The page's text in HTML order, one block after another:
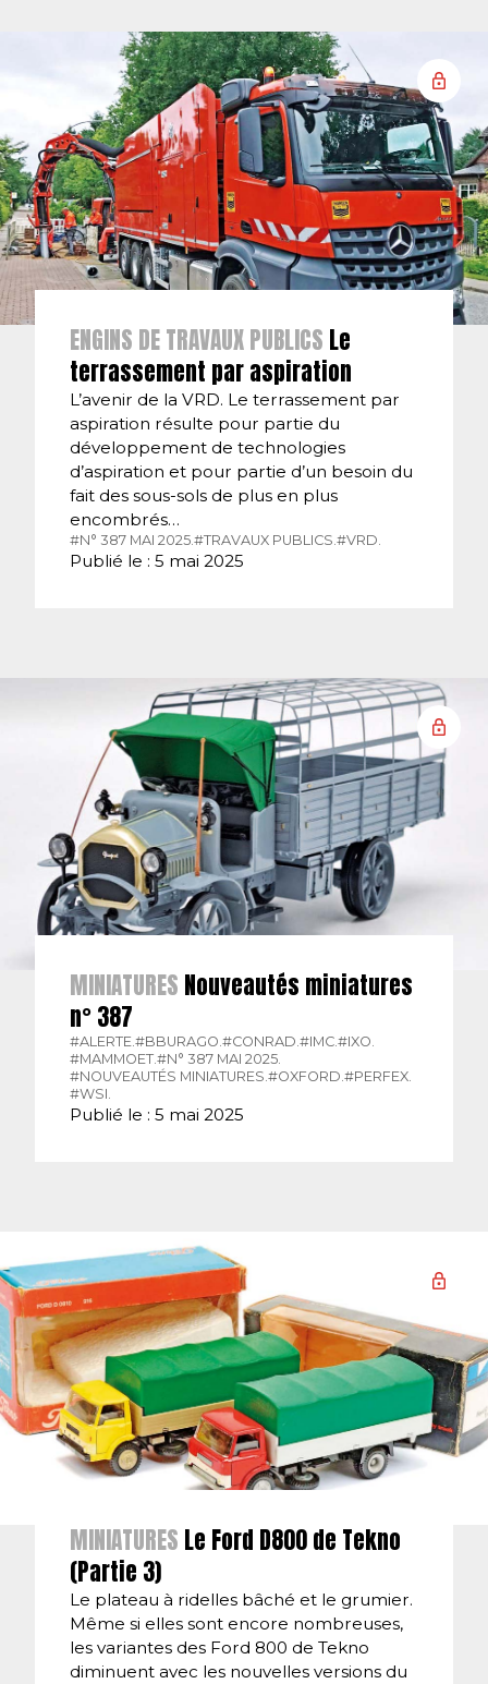
ENGINS DE TRAVAUX PUBLICS Le
terrassement par aspiration
L’avenir de la VRD. Le terrassement par
aspiration résulte pour partie du
développement de technologies
d’aspiration et pour partie d’un besoin du
fait des sous-sols de plus en plus
encombrés…
#N° 387 MAI 2025. #TRAVAUX PUBLICS. #VRD.
Publié le : 5 mai 2025
MINIATURES Nouveautés miniatures
n° 387
#ALERTE.#BBURAGO.#CONRAD.#IMC.#IXO.
#MAMMOET.#N° 387 MAI 2025.
#NOUVEAUTÉS MINIATURES.#OXFORD.#PERFEX.
#WSI.
Publié le : 5 mai 2025
MINIATURES Le Ford D800 de Tekno
(Partie 3)
Le plateau à ridelles bâché et le grumier.
Même si elles sont encore nombreuses,
les variantes des Ford 800 de Tekno
diminuent avec les nouvelles versions du